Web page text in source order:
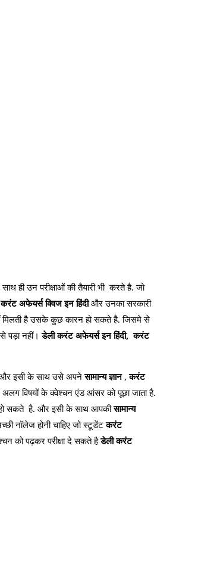
ही उन परीक्षाओं की तैयारी भी करते है. जो
अफेयर्स क्विज इन हिंदीऔर उनका सरकारी
मिलती है उसके कुछ कारन हो सकते है. जिसमे से
पड़ा नहीं।डेली करंट अफेयर्स इन हिंदी, करंट
है. और इसी के साथ उसे अपनेसामान्य ज्ञान,करंट
अलग विषयों के क्वेश्चन एंड आंसर को पूछा जाता है.
हो सकते है. और इसी के साथ आपकीसामान्य
नॉलेज होनी चाहिए जो स्टूडेंटकरंट
को पढ़कर परीक्षा दे सकते हैडेली करंट